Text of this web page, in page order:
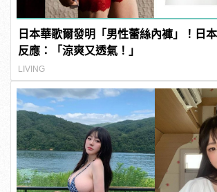
日本華歌爾發明「男性蕾絲內褲」！日
反應：「涼爽又透氣！」
LIVING